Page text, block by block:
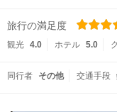
旅行の満足度
観光 4.0 ホテル 5.0
同行者 その他 交通手段